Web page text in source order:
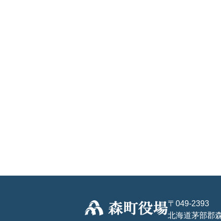
〒049-2393
北海道茅部郡